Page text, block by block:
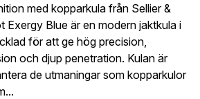
med kopparkula från Sellier &
Exergy Blue är en modern jaktkula i
för att ge hög precision,
och djup penetration. Kulan är
de utmaningar som kopparkulor
med dina avtalspriser, smidig
tillgång till orderhistorik.
*